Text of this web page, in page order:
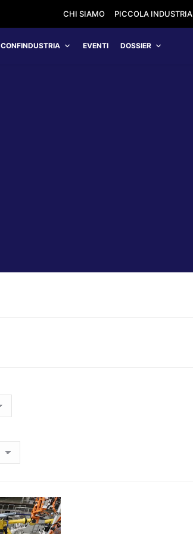
CHI SIAMO PICCOLA INDUSTRIA
CONFINDUSTRIA EVENTI DOSSIER